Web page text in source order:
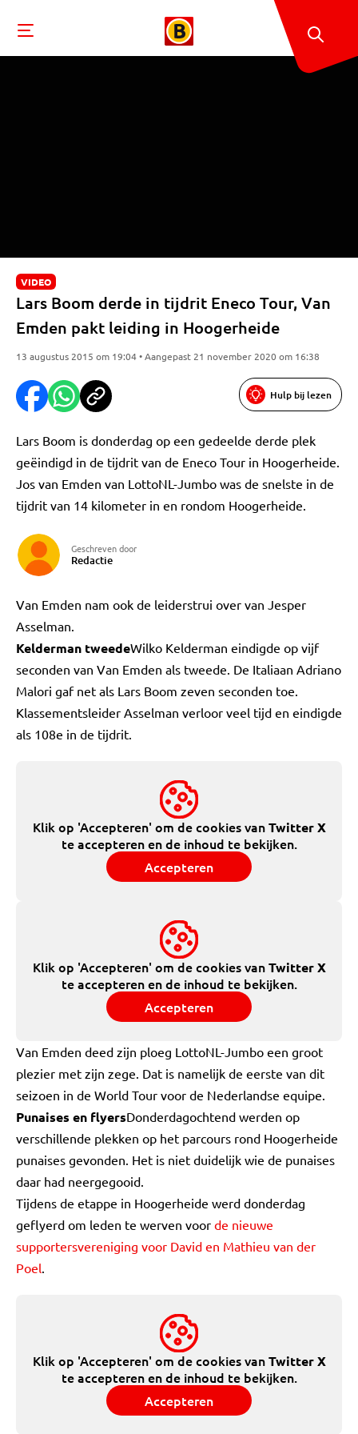
VIDEO
Lars Boom derde in tijdrit Eneco Tour, Van
Emden pakt leiding in Hoogerheide
13 augustus 2015 om 19:04 • Aangepast 21 november 2020 om 16:38
Hulp bij lezen
Lars Boom is donderdag op een gedeelde derde plek
geëindigd in de tijdrit van de Eneco Tour in Hoogerheide.
Jos van Emden van LottoNL-Jumbo was de snelste in de
tijdrit van 14 kilometer in en rondom Hoogerheide.
Geschreven door
Redactie
Van Emden nam ook de leiderstrui over van Jesper
Asselman.
Kelderman tweedeWilko Kelderman eindigde op vijf
seconden van Van Emden als tweede. De Italiaan Adriano
Malori gaf net als Lars Boom zeven seconden toe.
Klassementsleider Asselman verloor veel tijd en eindigde
als 108e in de tijdrit.
Klik op 'Accepteren' om de cookies vanTwitter X
te accepteren en de inhoud te bekijken.
Accepteren
Klik op 'Accepteren' om de cookies vanTwitter X
te accepteren en de inhoud te bekijken.
Accepteren
Van Emden deed zijn ploeg LottoNL-Jumbo een groot
plezier met zijn zege. Dat is namelijk de eerste van dit
seizoen in de World Tour voor de Nederlandse equipe.
Punaises en flyersDonderdagochtend werden op
verschillende plekken op het parcours rond Hoogerheide
punaises gevonden. Het is niet duidelijk wie de punaises
daar had neergegooid.
Tijdens de etappe in Hoogerheide werd donderdag
geflyerd om leden te werven voor de nieuwe
supportersvereniging voor David en Mathieu van der
Poel.
Klik op 'Accepteren' om de cookies vanTwitter X
te accepteren en de inhoud te bekijken.
Accepteren